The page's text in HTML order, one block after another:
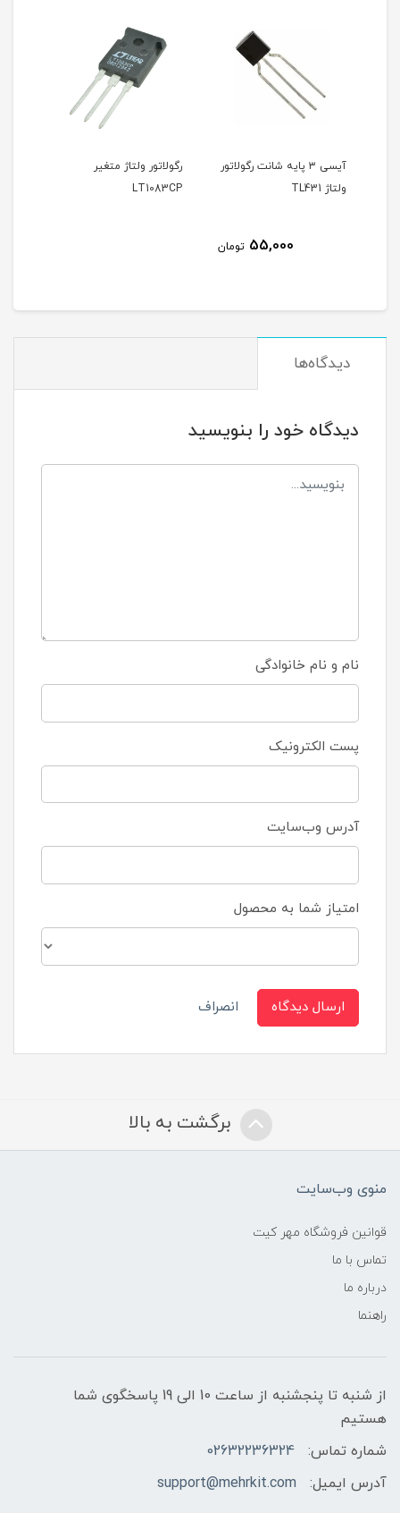
۳ پایه شانت رگولاتور
رگولاتور ولتاژ متغیر
آیسی رگولاتور ولتاژ متغیر
دیدگاه‌ها
دیدگاه خود را بنویسید
نام و نام خانوادگی
پست الکترونیک
آدرس وب‌سایت
امتیاز شما به محصول
ارسال دیدگاه انصراف
برگشت به بالا
منوی وب‌سایت
قوانین فروشگاه مهر کیت
تماس با ما
درباره ما
راهنما
از شنبه تا پنجشنبه از ساعت 10 الی 19 پاسخگوی شما
هستیم
شماره تماس:
02632236324
آدرس ایمیل:
support@mehrkit.com